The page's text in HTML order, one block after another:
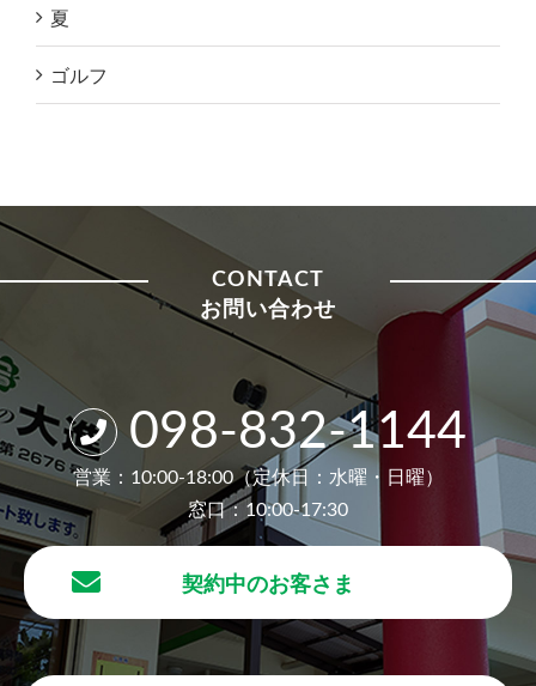
夏
ゴルフ
CONTACT
お問い合わせ
098-832-1144
営業：10:00-18:00（定休日：水曜・日曜）
窓口：10:00-17:30
契約中のお客さま